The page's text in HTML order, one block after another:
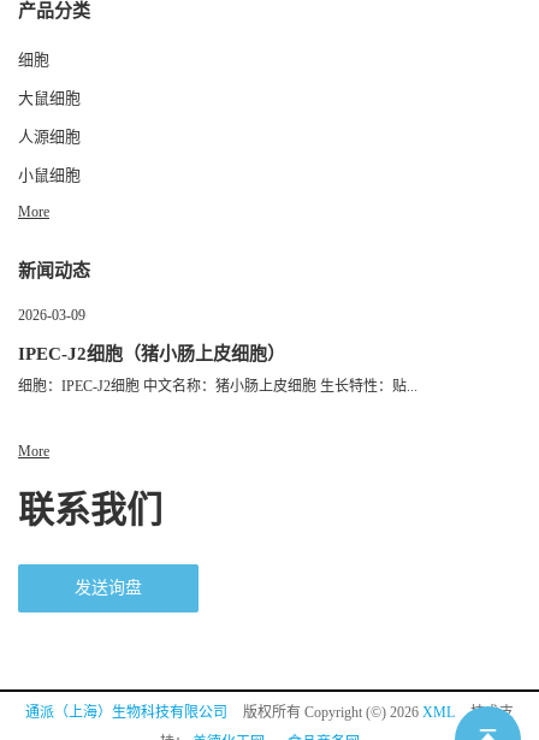
产品分类
细胞
大鼠细胞
人源细胞
小鼠细胞
More
新闻动态
2026-03-09
IPEC-J2细胞（猪小肠上皮细胞）
细胞：IPEC-J2细胞 中文名称：猪小肠上皮细胞 生长特性：贴...
More
联系我们
发送询盘
通派（上海）生物科技有限公司 版权所有 Copyright (©) 2026 XML
技术支